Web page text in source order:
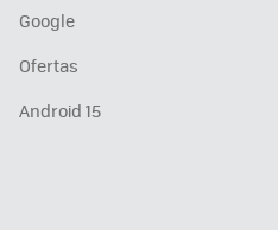
Google
Ofertas
Android 15